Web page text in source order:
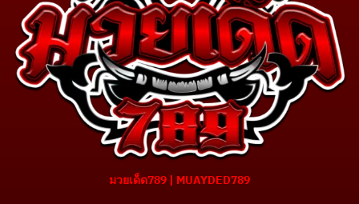
มวยเด็ด789 | MUAYDED789